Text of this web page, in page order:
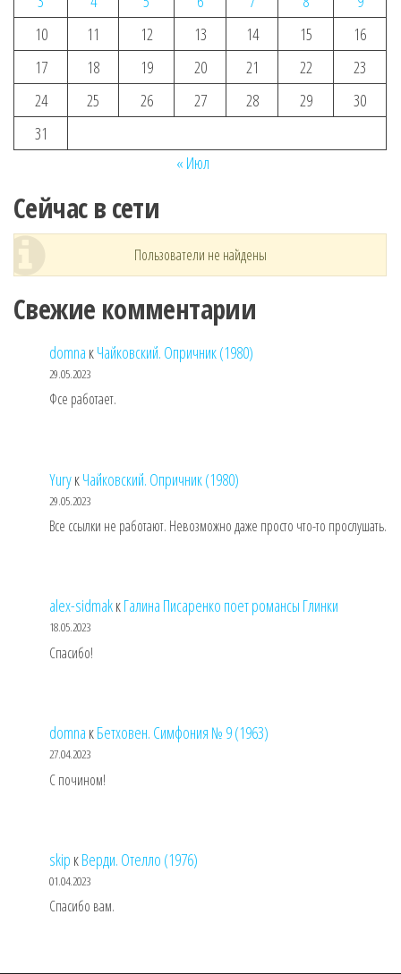
10
11 12 13 14 15
16
17
18 19 20 21 22
23
24
25 26 27 28 29
30
31
« Июл
Сейчас в сети
Пользователи не найдены
Свежие комментарии
domna кЧайковский. Опричник (1980)
29.05.2023
Фсе работает.
YuryкЧайковский. Опричник (1980)
29.05.2023
Все ссылки не работают. Невозможно даже просто что-то прослушать.
alex-sidmakкГалина Писаренко поет романсы Глинки
18.05.2023
Спасибо!
domna кБетховен. Симфония № 9 (1963)
27.04.2023
С почином!
skip кВерди. Отелло (1976)
01.04.2023
Спасибо вам.